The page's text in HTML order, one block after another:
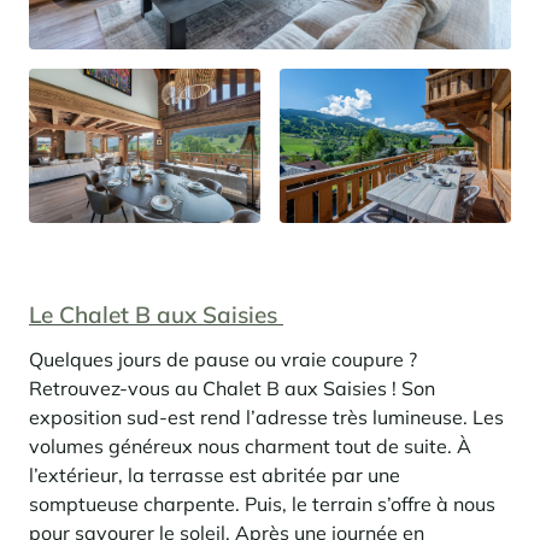
Le Chalet B aux Saisies
Quelques jours de pause ou vraie coupure ?
Retrouvez-vous au Chalet B aux Saisies ! Son
exposition sud-est rend l’adresse très lumineuse. Les
volumes généreux nous charment tout de suite. À
l’extérieur, la terrasse est abritée par une
somptueuse charpente. Puis, le terrain s’offre à nous
pour savourer le soleil. Après une journée en